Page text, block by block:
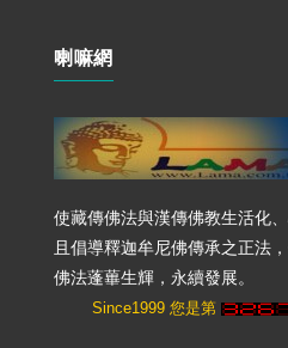
喇嘛網
使藏傳佛法與漢傳佛教生活化
且倡導釋迦牟尼佛傳承之正法
佛法蓬蓽生輝，永續發展。
Since1999 您是第